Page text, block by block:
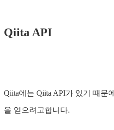
Qiita API
Qiita에는 Qiita API가 있기 때문
을 얻으려고합니다.